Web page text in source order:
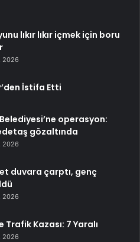
lıkır lıkır içmek için boru
2026
İstifa Etti
operasyon:
gözaltında
2026
duvara çarptı, genç
2026
Trafik Kazası: 7 Yaralı
2026